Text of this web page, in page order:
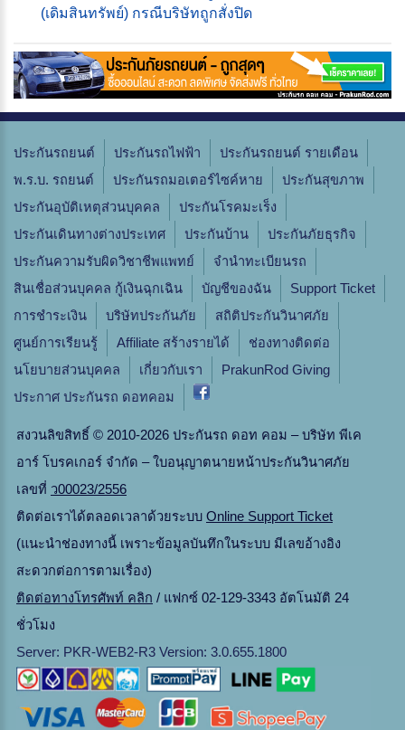
(เดิมสินทรัพย์) กรณีบริษัทถูกสั่งปิด
ประกันรถยนต์ ประกันรถไฟฟ้า
ประกันรถยนต์ รายเดือน
พ.ร.บ. รถยนต์
ประกันรถมอเตอร์ไซค์หาย
ประกันสุขภาพ
ประกันอุบัติเหตุส่วนบุคคล
ประกันโรคมะเร็ง
ประกันเดินทางต่างประเทศ
ประกันบ้าน
ประกันภัยธุรกิจ
ประกันความรับผิดวิชาชีพแพทย์
จํานําทะเบียนรถ
สินเชื่อส่วนบุคคล กู้เงินฉุกเฉิน
บัญชีของฉัน
Support Ticket
การชำระเงิน
บริษัทประกันภัย
สถิติประกันวินาศภัย
ศูนย์การเรียนรู้
Affiliate สร้างรายได้
ช่องทางติดต่อ
นโยบายส่วนบุคคล
เกี่ยวกับเรา
PrakunRod Giving
ประกาศ ประกันรถ ดอทคอม
สงวนลิขสิทธิ์ © 2010-2026 ประกันรถ ดอท คอม – บริษัท พีเค
อาร์ โบรคเกอร์ จำกัด – ใบอนุญาตนายหน้าประกันวินาศภัย
เลขที่ ว00023/2556
ติดต่อเราได้ตลอดเวลาด้วยระบบ Online Support Ticket
(แนะนำช่องทางนี้ เพราะข้อมูลบันทึกในระบบ มีเลขอ้างอิง
สะดวกต่อการตามเรื่อง)
ติดต่อทางโทรศัพท์ คลิก / แฟกซ์ 02-129-3343 อัตโนมัติ 24
ชั่วโมง
Server: PKR-WEB2-R3 Version: 3.0.655.1800